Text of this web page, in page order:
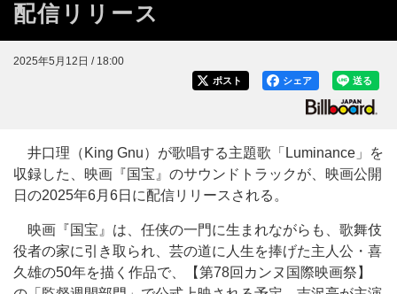
配信リリース
2025年5月12日 / 18:00
送る
シェア
ポスト
井口理（King Gnu）が歌唱する主題歌「Luminance」を
収録した、映画『国宝』のサウンドトラックが、映画公開
日の2025年6月6日に配信リリースされる。
映画『国宝』は、任侠の一門に生まれながらも、歌舞伎
役者の家に引き取られ、芸の道に人生を捧げた主人公・喜
久雄の50年を描く作品で、【第78回カンヌ国際映画祭】